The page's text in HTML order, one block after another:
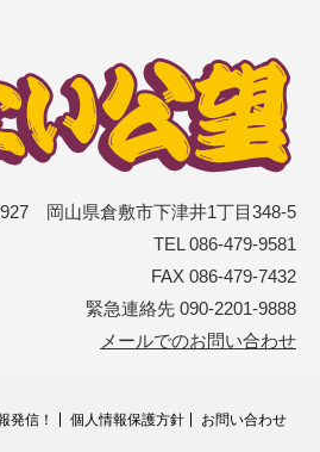
岡山県倉敷市下津井1丁目348-5
TEL 086-479-9581
FAX 086-479-7432
緊急連絡先 090-2201-9888
メールでのお問い合わせ
発信！ 個人情報保護方針 お問い合わせ